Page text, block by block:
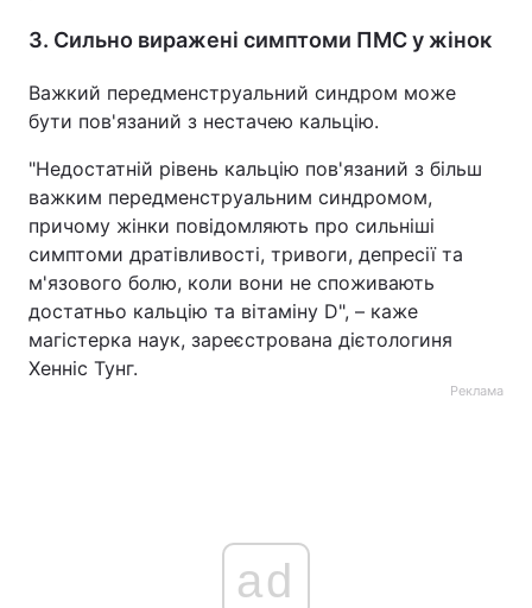
3. Сильно виражені симптоми ПМС у жінок
Важкий передменструальний синдром може
бути пов'язаний з нестачею кальцію.
"Недостатній рівень кальцію пов'язаний з більш
важким передменструальним синдромом,
причому жінки повідомляють про сильніші
симптоми дратівливості, тривоги, депресії та
м'язового болю, коли вони не споживають
достатньо кальцію та вітаміну D", – каже
магістерка наук, зареєстрована дієтологиня
Хенніс Тунг.
Реклама
ad